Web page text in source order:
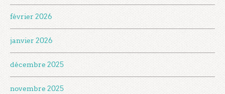
février 2026
janvier 2026
décembre 2025
novembre 2025